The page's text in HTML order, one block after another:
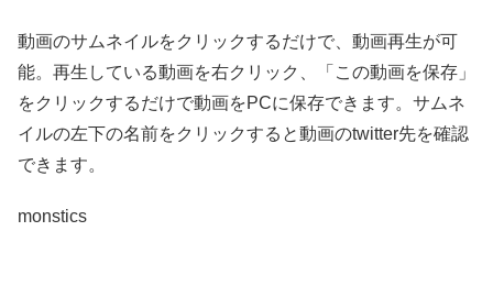
動画のサムネイルをクリックするだけで、動画再生が可
能。再生している動画を右クリック、「この動画を保存」
をクリックするだけで動画をPCに保存できます。サムネ
イルの左下の名前をクリックすると動画のtwitter先を確認
できます。
monstics